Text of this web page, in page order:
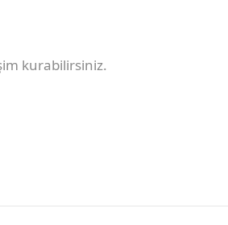
kurabilirsiniz.